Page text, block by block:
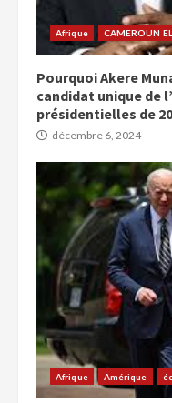
Afrique CAMEROUN
Pourquoi Akere
candidat unique de
présidentielles de
décembre 6, 2024
Afrique Amérique